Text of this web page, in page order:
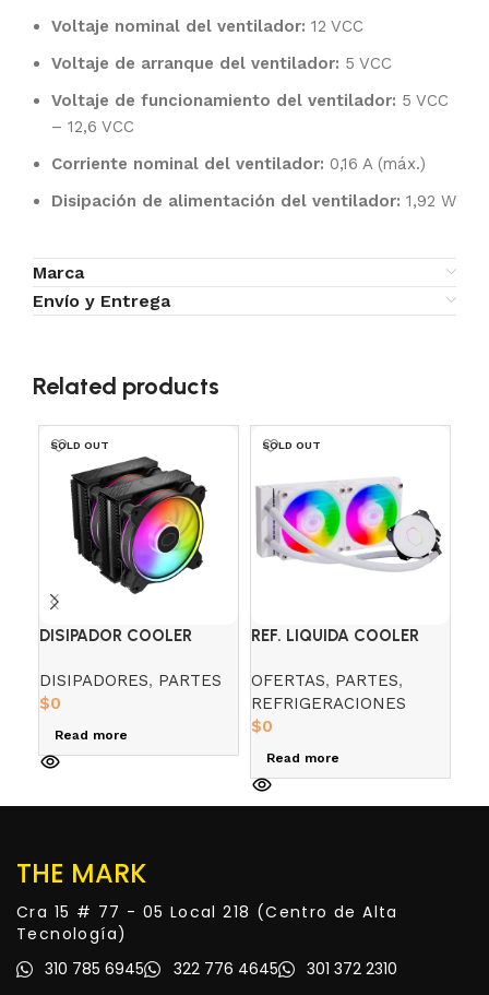
Voltaje nominal del ventilador: 12 VCC
Voltaje de arranque del ventilador: 5 VCC
Voltaje de funcionamiento del ventilador: 5 VCC
– 12,6 VCC
Corriente nominal del ventilador: 0,16 A (máx.)
Disipación de alimentación del ventilador: 1,92 W
Marca
Envío y Entrega
Related products
SOLD OUT
DISIPADOR COOLER
HALO BLACK ARGB
DISIPADORES, PARTES
$0
Read more
SOLD OUT
REF. LIQUIDA COOLER
ARGB WHITE
OFERTAS, PARTES,
REFRIGERACIONES
$0
Read more
THE MARK
Cra 15 # 77 - 05 Local 218 (Centro de Alta
Tecnología)
310 785 6945
322 776 4645 301 372 2310